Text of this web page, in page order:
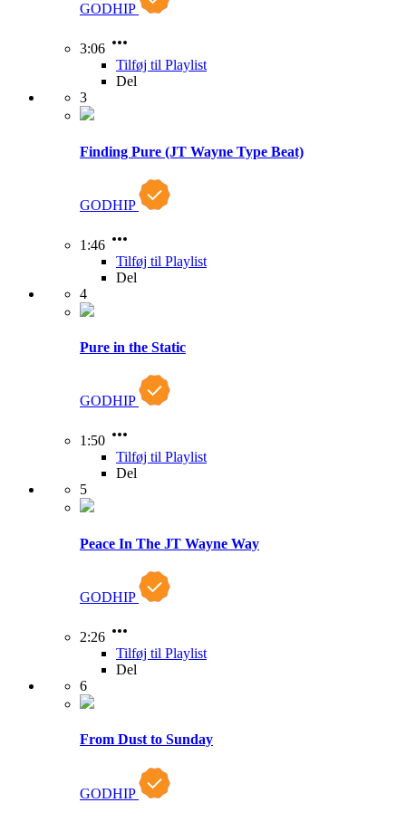
GODHIP
3:06
Tilføj til Playlist
Del
3
Finding Pure (JT Wayne Type Beat)
GODHIP
1:46
Tilføj til Playlist
Del
4
Pure in the Static
GODHIP
1:50
Tilføj til Playlist
Del
5
Peace In The JT Wayne Way
GODHIP
2:26
Tilføj til Playlist
Del
6
From Dust to Sunday
GODHIP